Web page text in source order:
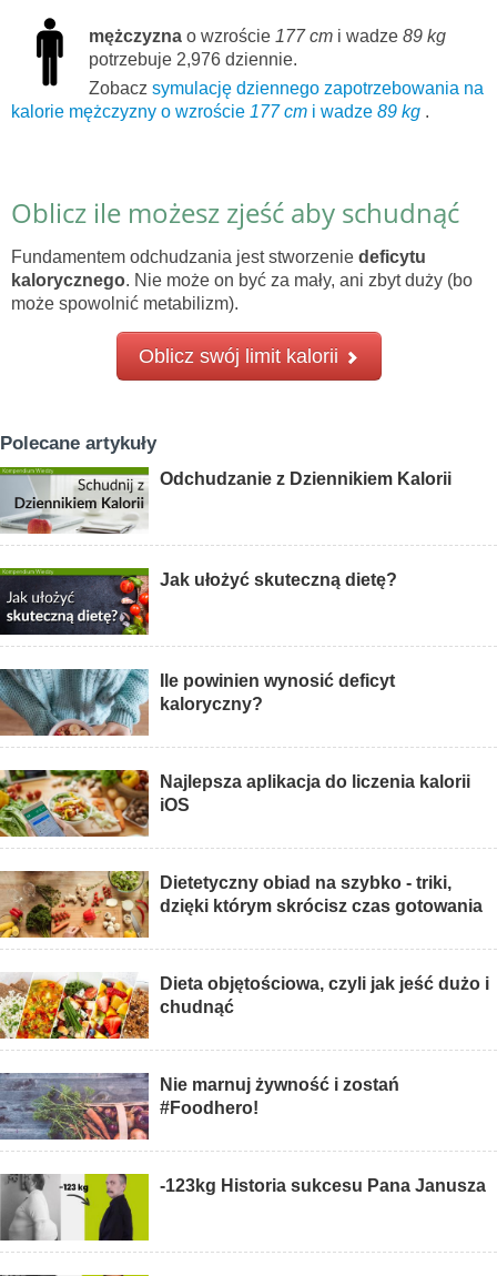
mężczyzna o wzroście 177 cm i wadze 89 kg
potrzebuje 2,976 dziennie.
Zobacz symulację dziennego zapotrzebowania na
kalorie mężczyzny o wzroście 177 cm i wadze 89 kg .
Oblicz ile możesz zjeść aby schudnąć
Fundamentem odchudzania jest stworzenie deficytu
kalorycznego. Nie może on być za mały, ani zbyt duży (bo
może spowolnić metabilizm).
Oblicz swój limit kalorii
Polecane artykuły
Odchudzanie z Dziennikiem Kalorii
Jak ułożyć skuteczną dietę?
Ile powinien wynosić deficyt
kaloryczny?
Najlepsza aplikacja do liczenia kalorii
iOS
Dietetyczny obiad na szybko - triki,
dzięki którym skrócisz czas gotowania
Dieta objętościowa, czyli jak jeść dużo i
chudnąć
Nie marnuj żywność i zostań
#Foodhero!
-123kg Historia sukcesu Pana Janusza